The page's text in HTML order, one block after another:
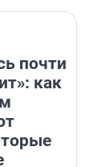
почти
как